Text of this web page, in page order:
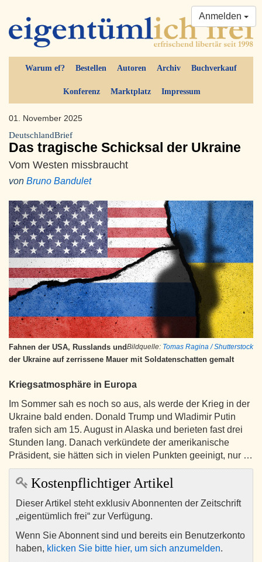
Warum ef? Bestellen Autoren Archiv Buchverkauf
Konferenz Marktplatz Impressum
Anmelden
01. November 2025
DeutschlandBrief
Das tragische Schicksal der Ukraine
Vom Westen missbraucht
von Bruno Bandulet
Bildquelle: Tomas Ragina / Shutterstock
Fahnen der USA, Russlands und
der Ukraine auf zerrissene Mauer mit Soldatenschatten gemalt
Kriegsatmosphäre in Europa
Im Sommer sah es noch so aus, als werde der Krieg in der
Ukraine bald enden. Donald Trump und Wladimir Putin
trafen sich am 15. August in Alaska und berieten fast drei
Stunden lang. Danach verkündete der amerikanische
Präsident, sie hätten sich in vielen Punkten geeinigt, nur …
Kostenpflichtiger Artikel
Dieser Artikel steht exklusiv Abonnenten der Zeitschrift
„eigentümlich frei“ zur Verfügung.
Wenn Sie Abonnent sind und bereits ein Benutzerkonto
haben, klicken Sie bitte hier, um sich anzumelden.